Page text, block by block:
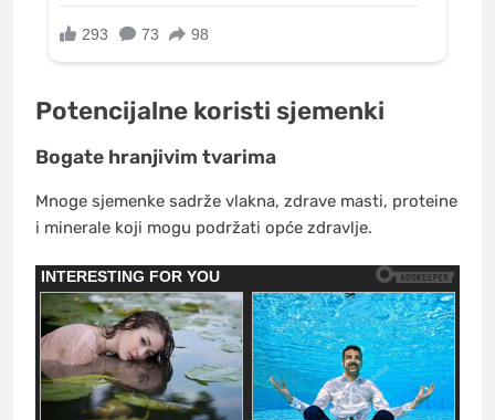
Potencijalne koristi sjemenki
Bogate hranjivim tvarima
Mnoge sjemenke sadrže vlakna, zdrave masti, proteine
i minerale koji mogu podržati opće zdravlje.